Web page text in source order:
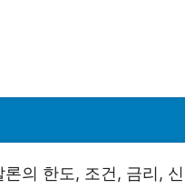
의 한도, 조건, 금리,